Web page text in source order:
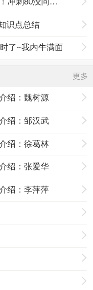
识点总结
了~我内牛满面
更多
绍：魏树源
绍：邹汉武
绍：徐葛林
绍：张爱华
绍：李萍萍